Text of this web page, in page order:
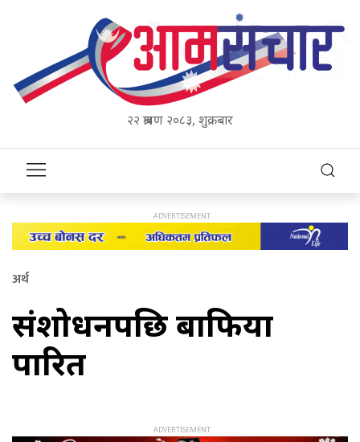
२२ श्रावण २०८३, शुक्रबार
अर्थ
संशोधनपछि बाफिया
पारित